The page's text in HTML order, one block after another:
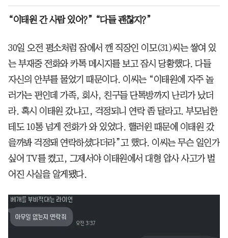
“이태원 간 사람 있어?” “다들 괜찮지?”
30일 오전 평소처럼 잠에서 깬 직장인 이모(31)씨는 쌓여 있
는 부재중 전화와 카톡 메시지를 보고 잠시 당황했다. 다들
자신의 안부를 물었기 때문이다. 이씨는 “이태원에 자주 놀
러가는 편인데 가족, 회사, 친구들 단톡방까지 난리가 났더
라. 혹시 이태원 갔냐고, 걱정되니 연락 좀 달라고. 부모님한
테도 10통 넘게 전화가 와 있었다. 핼러윈 때문에 이태원 갔
을까봐 걱정돼 연락하셨다더라”고 했다. 이씨는 무슨 일인가
싶어 TV를 켰고, 그제서야 이태원에서 대형 압사 사고가 벌
어진 사실을 알게됐다.